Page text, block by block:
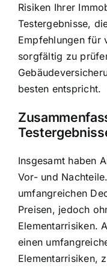
Risiken Ihrer
Testergebnisse,
Empfehlungen für
sorgfältig zu
besten entspricht.
Insgesamt haben
Vor- und
umfangreichen
Preisen, jedoch
Elementarrisiken.
einen
Elementarrisiken,